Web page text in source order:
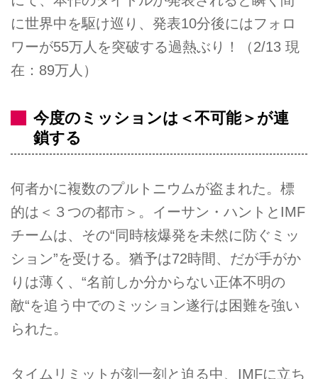
に世界中を駆け巡り、発表10分後にはフォロ
ワーが55万人を突破する過熱ぶり！（2/13 現
在：89万人）
今度のミッションは＜不可能＞が連
鎖する
何者かに複数のプルトニウムが盗まれた。標
的は＜３つの都市＞。イーサン・ハントとIMF
チームは、その“同時核爆発を未然に防ぐミッ
ション”を受ける。猶予は72時間、だが手がか
りは薄く、“名前しか分からない正体不明の
敵“を追う中でのミッション遂行は困難を強い
られた。
タイムリミットが刻一刻と迫る中、IMFに立ち